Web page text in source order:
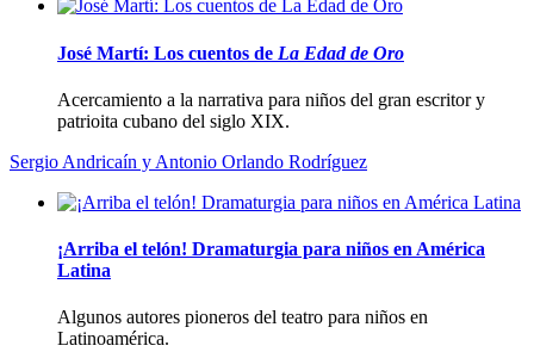
José Martí: Los cuentos de La Edad de Oro
Acercamiento a la narrativa para niños del gran escritor y
patrioita cubano del siglo XIX.
Sergio Andricaí­n y Antonio Orlando Rodrí­guez
¡Arriba el telón! Dramaturgia para niños en América
Latina
Algunos autores pioneros del teatro para niños en
Latinoamérica.